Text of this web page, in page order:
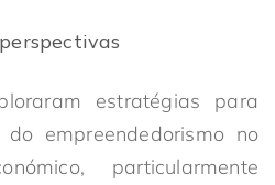
estratégias para
empreendedorismo no
particularmente